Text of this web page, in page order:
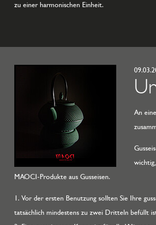
zu einer harmonischen Einheit.
An
MAOCI-Produkte aus Gusseisen.
1. Vor der ersten Benutzung sollten Sie Ihre
tatsächlich mindestens zu zwei Dritteln befüllt